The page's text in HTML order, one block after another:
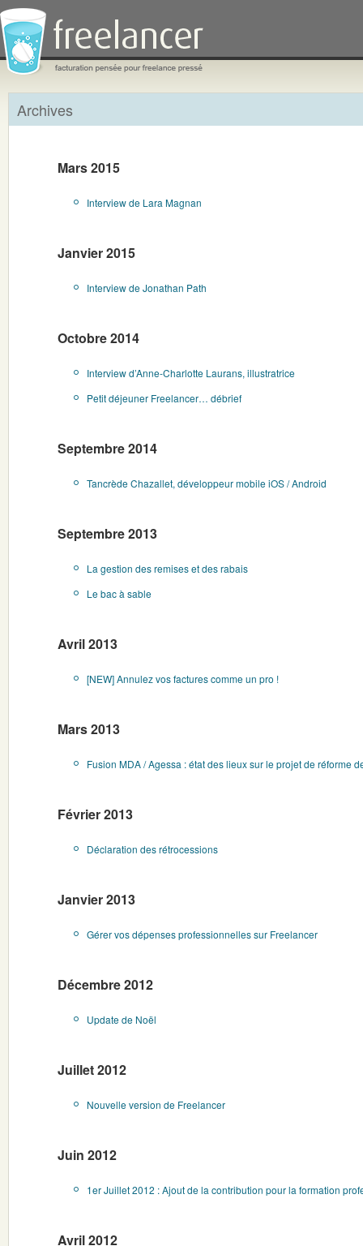
Archives
Mars 2015
Interview de Lara Magnan
Janvier 2015
Interview de Jonathan Path
Octobre 2014
Interview d’Anne-Charlotte Laurans, illustratrice
Petit déjeuner Freelancer… débrief
Septembre 2014
Tancrède Chazallet, développeur mobile iOS / Android
Septembre 2013
La gestion des remises et des rabais
Le bac à sable
Avril 2013
[NEW] Annulez vos factures comme un pro !
Mars 2013
Fusion MDA / Agessa : état des lieux sur le projet de réforme
Février 2013
Déclaration des rétrocessions
Janvier 2013
Gérer vos dépenses professionnelles sur Freelancer
Décembre 2012
Update de Noël
Juillet 2012
Nouvelle version de Freelancer
Juin 2012
1er Juillet 2012 : Ajout de la contribution pour la formation
Avril 2012